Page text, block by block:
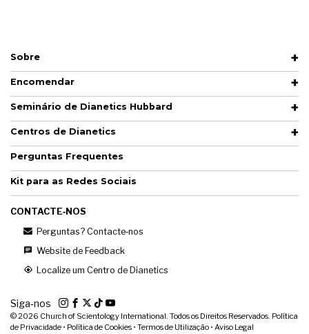
Sobre
Encomendar
Seminário de Dianetics Hubbard
Centros de Dianetics
Perguntas Frequentes
Kit para as Redes Sociais
CONTACTE‑NOS
Perguntas? Contacte‑nos
Website de Feedback
Localize um Centro de Dianetics
Siga‑nos
© 2026 Church of Scientology International. Todos os Direitos Reservados. Política
de Privacidade • Política de Cookies • Termos de Utilização • Aviso Legal